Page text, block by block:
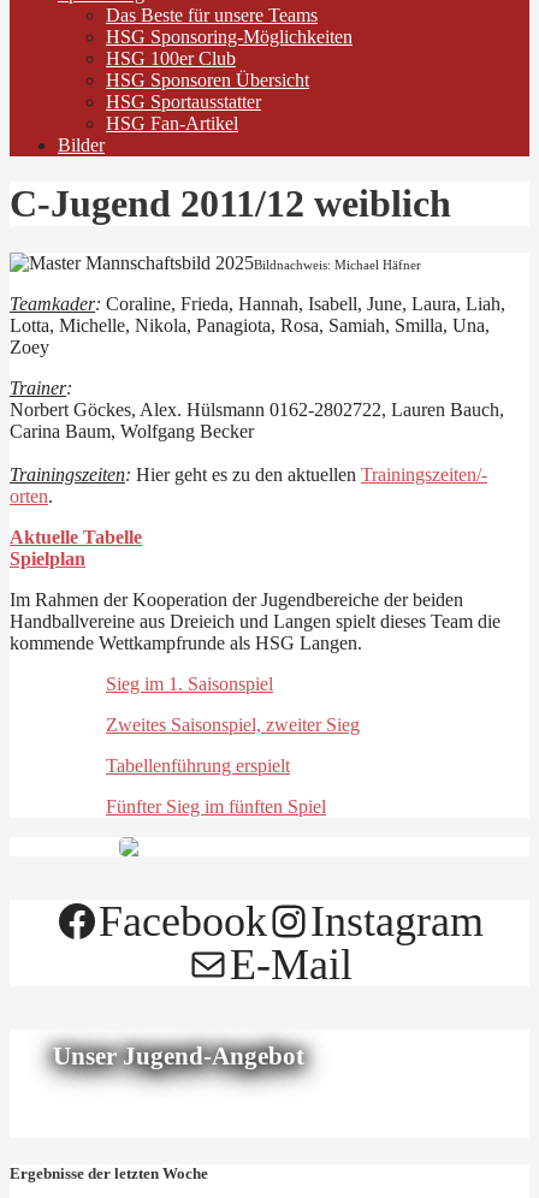
Das Beste für unsere Teams
HSG Sponsoring-Möglichkeiten
HSG 100er Club
HSG Sponsoren Übersicht
HSG Sportausstatter
HSG Fan-Artikel
Bilder
C-Jugend 2011/12 weiblich
Bildnachweis: Michael Häfner
Teamkader: Coraline, Frieda, Hannah, Isabell, June, Laura, Liah,
Lotta, Michelle, Nikola, Panagiota, Rosa, Samiah, Smilla, Una,
Zoey
Trainer:
Norbert Göckes, Alex. Hülsmann 0162-2802722, Lauren Bauch,
Carina Baum, Wolfgang Becker
Trainingszeiten: Hier geht es zu den aktuellen Trainingszeiten/-
orten.
Aktuelle Tabelle
Spielplan
Im Rahmen der Kooperation der Jugendbereiche der beiden
Handballvereine aus Dreieich und Langen spielt dieses Team die
kommende Wettkampfrunde als HSG Langen.
Sieg im 1. Saisonspiel
Zweites Saisonspiel, zweiter Sieg
Tabellenführung erspielt
Fünfter Sieg im fünften Spiel
Facebook
Instagram
E-Mail
Unser Jugend-Angebot
Ergebnisse der letzten Woche